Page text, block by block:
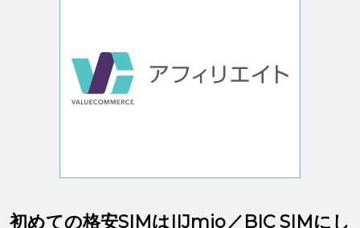
初めての格安SIMはIIJmio／BIC SIMにし